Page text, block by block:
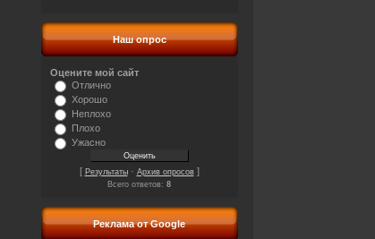
Наш опрос
Оцените мой сайт
Отлично
Хорошо
Неплохо
Плохо
Ужасно
[ Результаты· Архив опросов]
Всего ответов: 8
Реклама от Google